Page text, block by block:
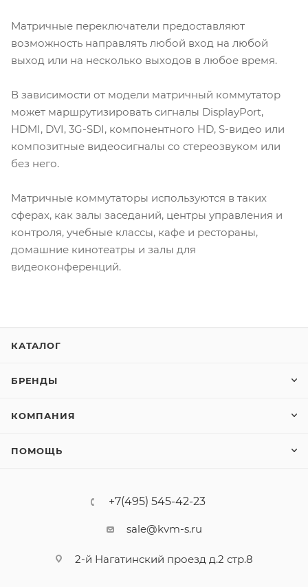
Матричные переключатели предоставляют
возможность направлять любой вход на любой
выход или на несколько выходов в любое время.
В зависимости от модели матричный коммутатор
может маршрутизировать сигналы DisplayPort,
HDMI, DVI, 3G-SDI, компонентного HD, S-видео или
композитные видеосигналы со стереозвуком или
без него.
Матричные коммутаторы используются в таких
сферах, как залы заседаний, центры управления и
контроля, учебные классы, кафе и рестораны,
домашние кинотеатры и залы для
видеоконференций.
КАТАЛОГ
БРЕНДЫ
КОМПАНИЯ
ПОМОЩЬ
+7(495) 545-42-23
sale@kvm-s.ru
2-й Нагатинский проезд д.2 стр.8